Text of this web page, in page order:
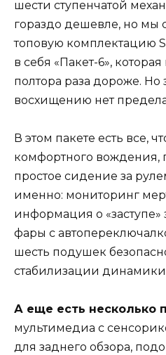
шести ступенчатой
гораздо дешевле, но мы
топовую комплектацию
в себя «Пакет-6»,
полтора раза дороже. Но
восхищению нет
В этом пакете есть все,
комфортного
простое сидение за
именно: мониторинг
информация о
фары с
шесть подушек
стабилизации
А еще есть несколько
мультимедиа с
для заднего обзора,